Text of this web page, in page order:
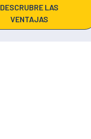
DESCRUBRE LAS
VENTAJAS